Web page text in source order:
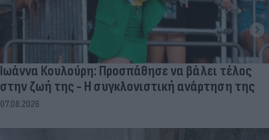
Ιωάννα Κουλούρη: Προσπάθησε να βάλει τέλος
στην ζωή της - Η συγκλονιστική ανάρτηση της
07.08.2026